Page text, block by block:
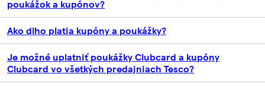
poukážok a kupónov?
Ako dlho platia kupóny a poukážky?
Je možné uplatniť poukážky Clubcard a kupóny
Clubcard vo všetkých predajniach Tesco?